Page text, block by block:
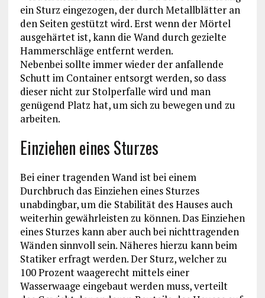
ein Sturz eingezogen, der durch Metallblätter an
den Seiten gestützt wird. Erst wenn der Mörtel
ausgehärtet ist, kann die Wand durch gezielte
Hammerschläge entfernt werden.
Nebenbei sollte immer wieder der anfallende
Schutt im Container entsorgt werden, so dass
dieser nicht zur Stolperfalle wird und man
genügend Platz hat, um sich zu bewegen und zu
arbeiten.
Einziehen eines Sturzes
Bei einer tragenden Wand ist bei einem
Durchbruch das Einziehen eines Sturzes
unabdingbar, um die Stabilität des Hauses auch
weiterhin gewährleisten zu können. Das Einziehen
eines Sturzes kann aber auch bei nichttragenden
Wänden sinnvoll sein. Näheres hierzu kann beim
Statiker erfragt werden. Der Sturz, welcher zu
100 Prozent waagerecht mittels einer
Wasserwaage eingebaut werden muss, verteilt